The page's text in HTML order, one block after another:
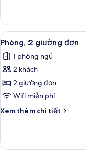
queen
Phòng
đôi,
1
giường
cỡ
queen
Xem
tất
cả
ảnh
Phòng,
2
giường
đơn
3
Phòng, 2 giường đơn
1 phòng ngủ
2 khách
2 giường đơn
Wifi miễn phí
Xem thêm chi tiết
Chi
Phòng,